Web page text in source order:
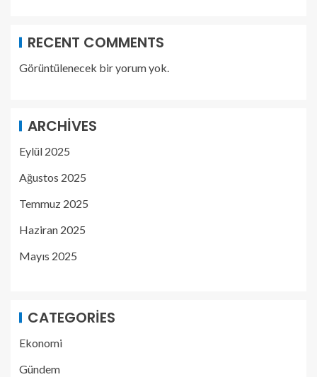
RECENT COMMENTS
Görüntülenecek bir yorum yok.
ARCHIVES
Eylül 2025
Ağustos 2025
Temmuz 2025
Haziran 2025
Mayıs 2025
CATEGORIES
Ekonomi
Gündem